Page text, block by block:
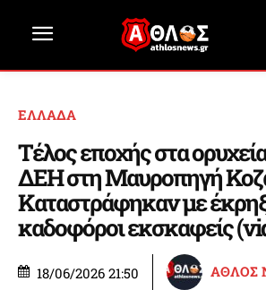
ΕΛΛΑΔΑ
Τέλος εποχής στα
ΔΕΗ στη Μαυροπηγή
Καταστράφηκαν με
καδοφόροι εκσκαφείς
18/06/2026 21:50 ΑΘΛΟΣ